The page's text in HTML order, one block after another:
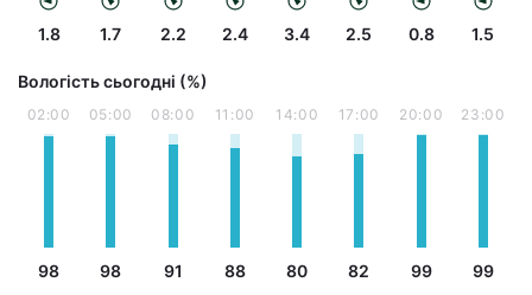
1.8 1.7 2.2 2.4 3.4 2.5 0.8 1.5
Вологість сьогодні (%)
02:00
98
05:00
98
08:00
91
11:00
88
14:00
80
17:00
82
20:00
99
23:00
99